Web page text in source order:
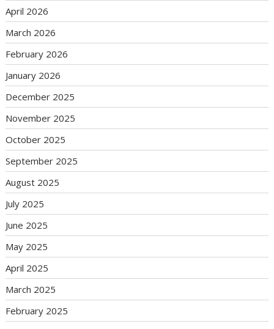
April 2026
March 2026
February 2026
January 2026
December 2025
November 2025
October 2025
September 2025
August 2025
July 2025
June 2025
May 2025
April 2025
March 2025
February 2025